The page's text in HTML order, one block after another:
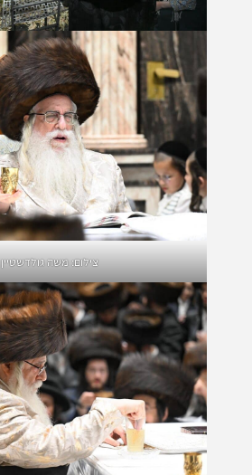
צילום: משה גולדשטיין